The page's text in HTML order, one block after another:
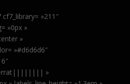
»211″
»0px »
»
»#d6d6d6″
»